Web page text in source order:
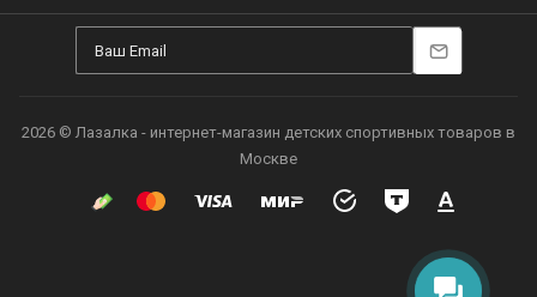
2026 © Лазалка - интернет-магазин детских спортивных товаров в
Москве